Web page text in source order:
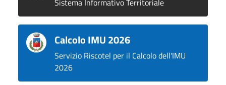
Sistema Informativo Territoriale
Calcolo IMU 2026
Servizio Riscotel per il Calcolo dell'IMU
2026